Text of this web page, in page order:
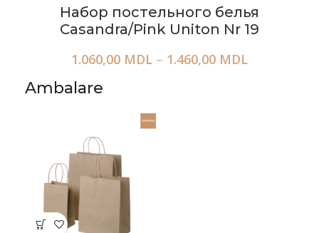
Набор постельного белья
Casandra/Pink Uniton Nr 19
1.060,00 MDL – 1.460,00 MDL
Ambalare